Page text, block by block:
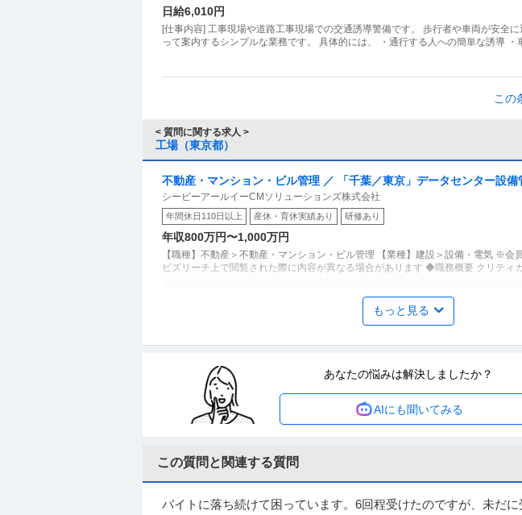
日給6,010円
[仕事内容] 工事現場や道路工事現場での交通誘導警備です。 歩行者や車両が安全
って案内するシンプルな業務です。 具体的には、 ・通行する人への簡単な誘導 ・
この
< 質問に関する求人 >
工場（東京都）
不動産・マンション・ビル管理 ／ 「千葉／東京」データセンター設
シービーアールイーCMソリューションズ株式会社
年間休日110日以上 産休・育休実績あり 研修あり
年収800万円〜1,000万円
【職種】不動産＞不動産・マンション・ビル管理 【業種】建設＞設備・電気 ※会
ビズリーチ上で閲覧された際に内容が異なる場合があります ◆職務概要 クリティ
在宅可／品質管理（食品）世界トップクラスのベビー用品メーカー東証
年収603万円〜651万円
ピジョン株式会社 【在宅可】品質管理（食品）◆世界トップクラスのベビー用品
【仕事内容】 【在宅可】品質管理（食品）◆世界トップクラスのベビー用品メー
品質管理 ／ 「技術×マネジメント」Amazonの物流を止めない／その
貢献する／物流設備メンテナンスエリアマネージャー（Site
アマゾンジャパン合同会社
正社員 シフト制 マネージャー採用 U・IターンOK
もっと見る
あなたの悩みは解決しましたか？
AIにも聞いてみる
この質問と関連する質問
バイトに落ち続けて困っています。6回程受けたのですが、未だ